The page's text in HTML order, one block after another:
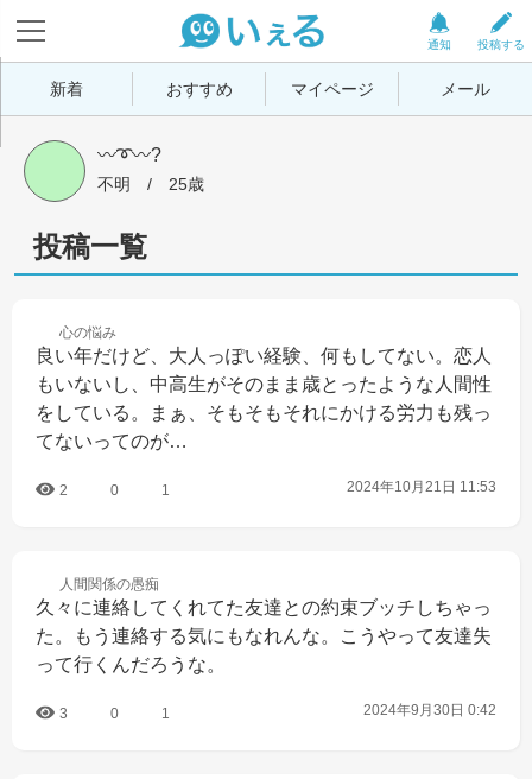
投稿する
通知
新着 おすすめ マイページ メール
〰️➰〰️?
不明 / 25歳
投稿一覧
心の悩み
良い年だけど、大人っぽい経験、何もしてない。恋人
もいないし、中高生がそのまま歳とったような人間性
をしている。まぁ、そもそもそれにかける労力も残っ
てないってのが…
2 0 1 2024年10月21日 11:53
人間関係の愚痴
久々に連絡してくれてた友達との約束ブッチしちゃっ
た。もう連絡する気にもなれんな。こうやって友達失
って行くんだろうな。
3 0 1 2024年9月30日 0:42